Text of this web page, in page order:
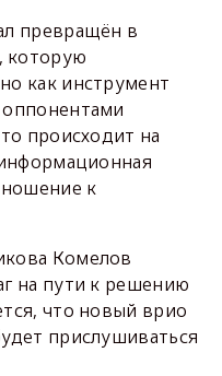
превращён в
которую
как инструмент
происходит на
к
Комелов
на пути к решению
что новый врио
прислушиваться